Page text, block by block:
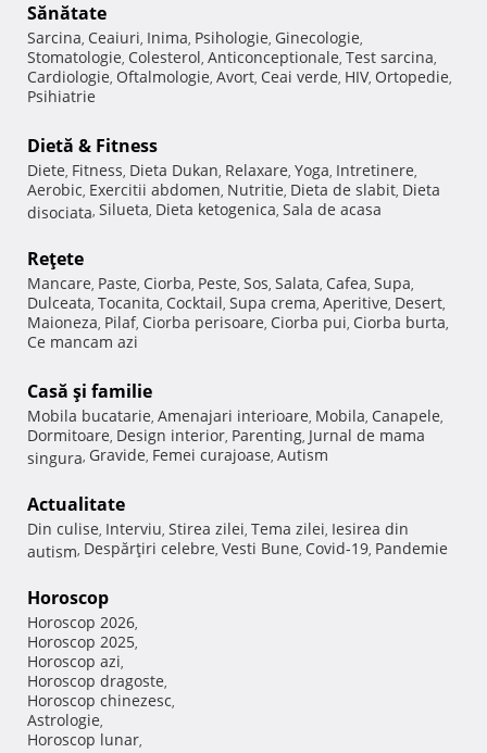
Sănătate
Sarcina, Ceaiuri, Inima, Psihologie, Ginecologie,
Stomatologie, Colesterol, Anticonceptionale, Test sarcina,
Cardiologie, Oftalmologie, Avort, Ceai verde, HIV, Ortopedie,
Psihiatrie
Dietă & Fitness
Diete, Fitness, Dieta Dukan, Relaxare, Yoga, Intretinere,
Aerobic, Exercitii abdomen, Nutritie, Dieta de slabit, Dieta
disociata, Silueta, Dieta ketogenica, Sala de acasa
Reţete
Mancare, Paste, Ciorba, Peste, Sos, Salata, Cafea, Supa,
Dulceata, Tocanita, Cocktail, Supa crema, Aperitive, Desert,
Maioneza, Pilaf, Ciorba perisoare, Ciorba pui, Ciorba burta,
Ce mancam azi
Casă şi familie
Mobila bucatarie, Amenajari interioare, Mobila, Canapele,
Dormitoare, Design interior, Parenting, Jurnal de mama
singura, Gravide, Femei curajoase, Autism
Actualitate
Din culise, Interviu, Stirea zilei, Tema zilei, Iesirea din
autism, Despărţiri celebre, Vesti Bune, Covid-19, Pandemie
Horoscop
Horoscop 2026,
Horoscop 2025,
Horoscop azi,
Horoscop dragoste,
Horoscop chinezesc,
Astrologie,
Horoscop lunar,